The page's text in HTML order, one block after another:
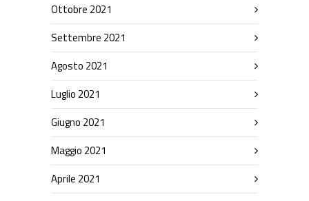
Ottobre 2021
Settembre 2021
Agosto 2021
Luglio 2021
Giugno 2021
Maggio 2021
Aprile 2021